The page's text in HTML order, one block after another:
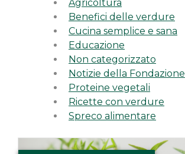
Agricoltura
Benefici delle verdure
Cucina semplice e sana
Educazione
Non categorizzato
Notizie della Fondazione
Proteine vegetali
Ricette con verdure
Spreco alimentare